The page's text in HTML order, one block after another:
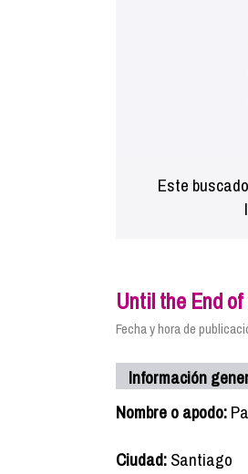
Este
Until the End
Fecha y hora de
Información
Nombre o apodo:
Ciudad:Santiago